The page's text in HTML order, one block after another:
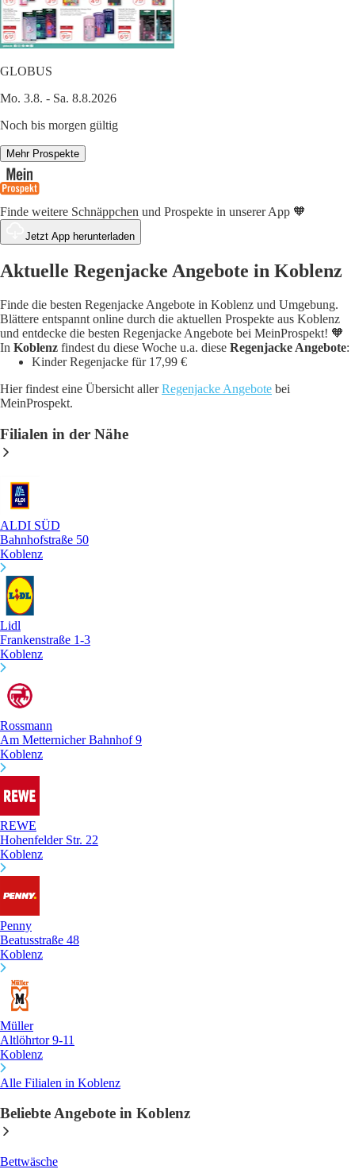
GLOBUS
Mo. 3.8. - Sa. 8.8.2026
Noch bis morgen gültig
Mehr Prospekte
Finde weitere Schnäppchen und Prospekte in unserer App 🧡
Jetzt App herunterladen
Aktuelle Regenjacke Angebote in Koblenz
Finde die besten Regenjacke Angebote in Koblenz und Umgebung.
Blättere entspannt online durch die aktuellen Prospekte aus Koblenz
und entdecke die besten Regenjacke Angebote bei MeinProspekt! 🧡
In Koblenz findest du diese Woche u.a. diese Regenjacke Angebote:
Kinder Regenjacke für 17,99 €
Hier findest eine Übersicht allerRegenjacke Angebote bei
MeinProspekt.
Filialen in der Nähe
ALDI SÜD
Bahnhofstraße 50
Koblenz
Lidl
Frankenstraße 1-3
Koblenz
Rossmann
Am Metternicher Bahnhof 9
Koblenz
REWE
Hohenfelder Str. 22
Koblenz
Penny
Beatusstraße 48
Koblenz
Müller
Altlöhrtor 9-11
Koblenz
Alle Filialen in Koblenz
Beliebte Angebote in Koblenz
Bettwäsche